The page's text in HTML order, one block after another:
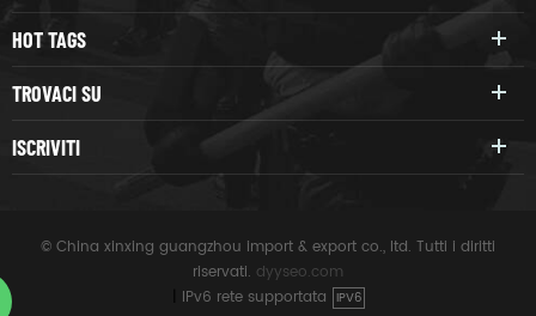
HOT TAGS
TROVACI SU
ISCRIVITI
© China xinxing guangzhou import & export co., ltd. Tutti i diritti
riservati. dyyseo.com
IPv6 rete supportata IPV6